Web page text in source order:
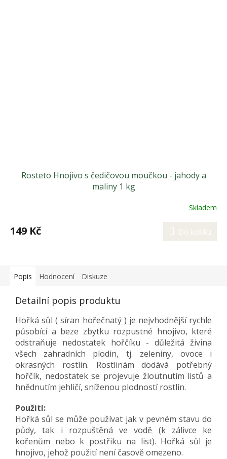
Rosteto Hnojivo s čedičovou moučkou - jahody a
maliny 1 kg
Skladem
149 Kč Do košíku
Popis Hodnocení Diskuze
Detailní popis produktu
Hořká sůl ( síran hořečnatý ) je nejvhodnější rychle
působící a beze zbytku rozpustné hnojivo, které
odstraňuje nedostatek hořčíku - důležitá živina
všech zahradních plodin, tj. zeleniny, ovoce i
okrasných rostlin. Rostlinám dodává potřebný
hořčík, nedostatek se projevuje žloutnutím listů a
hnědnutím jehličí, sníženou plodností rostlin.
Použití:
Hořká sůl se může používat jak v pevném stavu do
půdy, tak i rozpuštěná ve vodě (k zálivce ke
kořenům nebo k postřiku na list). Hořká sůl je
hnojivo, jehož použití není časově omezeno.